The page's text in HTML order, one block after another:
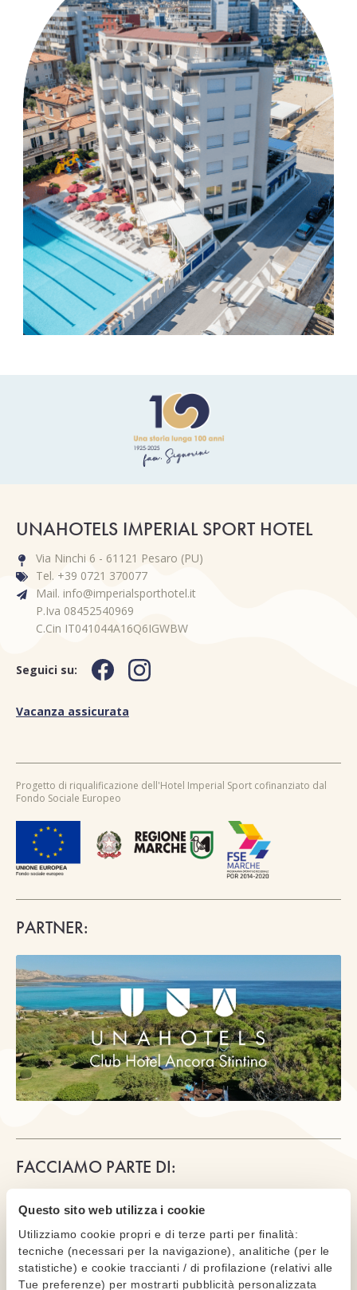
Questo sito web utilizza i cookie
Utilizziamo cookie propri e di terze parti per finalità:
tecniche (necessari per la navigazione), analitiche (per le
statistiche) e cookie traccianti / di profilazione (relativi alle
Tue preferenze) per mostrarti pubblicità personalizzata
UNAHOTELS IMPERIAL SPORT HOTEL
Via Ninchi 6 - 61121 Pesaro (PU)
Tel. +39 0721 370077
Mail. info@imperialsporthotel.it
P.Iva 08452540969
C.Cin IT041044A16Q6IGWBW
Seguici su:
Vacanza assicurata
Progetto di riqualificazione dell'Hotel Imperial Sport cofinanziato dal
Fondo Sociale Europeo
PARTNER:
FACCIAMO PARTE DI: